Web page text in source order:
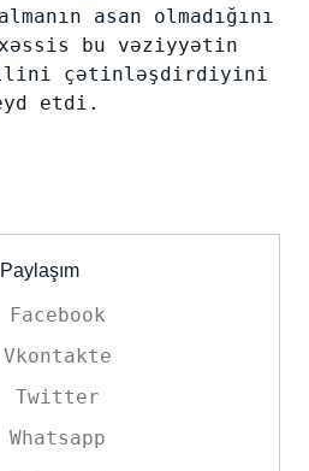
asan olmadığını
bu vəziyyətin
çətinləşdirdiyini
etdi.
Paylaşım
Facebook
Vkontakte
Twitter
Whatsapp